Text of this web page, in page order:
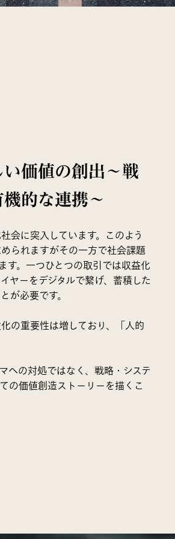
価値の創出～戦
的な連携～
会に突入しています。このよう
られますがその一方で社会課題
す。一つひとつの取引では収益化
ヤーをデジタルで繋げ、蓄積した
が必要です。
の重要性は増しており、「人的
への対処ではなく、戦略・システ
の価値創造ストーリーを描くこ